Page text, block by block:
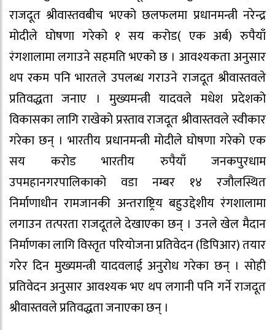
राजदूत श्रीवास्तवबीच भएको छलफलमा प्रधानमन्त्री नरेन्द्र
मोदीले घोषणा गरेको १ सय करोड( एक अर्ब) रुपैयाँ
रंगशालामा लगाउने सहमति भएको छ । आवश्यकता अनुसार
थप रकम पनि भारतले उपलब्ध गराउने राजदूत श्रीवास्तवले
प्रतिवद्धता जनाए । मुख्यमन्त्री यादवले मधेश प्रदेशको
विकासका लागि राखेको प्रस्ताव राजदूत श्रीवास्तवले स्वीकार
गरेका छन् । भारतीय प्रधानमन्त्री मोदीले घोषणा गरेको एक
सय करोड भारतीय रुपैयाँ जनकपुरधाम
उपमहानगरपालिकाको वडा नम्बर १४ रजौलस्थित
निर्माणाधीन रामजानकी अन्तराष्ट्रिय बहुउद्देशीय रंगशालामा
लगाउन तत्परता राजदूतले देखाएका छन् । उनले खेल मैदान
निर्माणका लागि विस्तृत परियोजना प्रतिवेदन (डिपिआर) तयार
गरेर दिन मुख्यमन्त्री यादवलाई अनुरोध गरेका छन् । सोही
प्रतिवेदन अनुसार आवश्यक भए थप लगानी पनि गर्ने राजदूत
श्रीवास्तवले प्रतिवद्धता जनाएका छन् ।